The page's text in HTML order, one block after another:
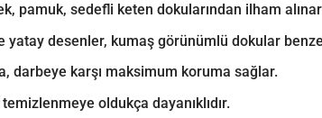
pamuk, sedefli keten dokularından ilham
yatay desenler, kumaş görünümlü dokular
darbeye karşı maksimum koruma sağlar.
oldukça dayanıklıdır.